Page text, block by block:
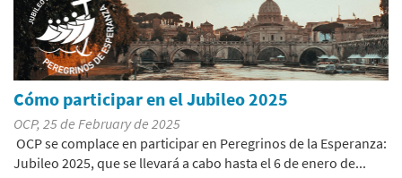
Cómo participar en el Jubileo 2025
OCP, 25 de February de 2025
OCP se complace en participar en Peregrinos de la Esperanza:
Jubileo 2025, que se llevará a cabo hasta el 6 de enero de...